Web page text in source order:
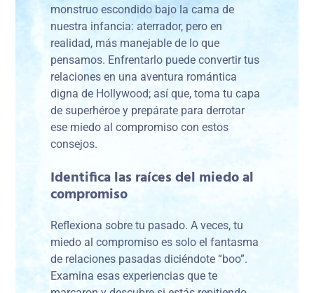
monstruo escondido bajo la cama de
nuestra infancia: aterrador, pero en
realidad, más manejable de lo que
pensamos. Enfrentarlo puede convertir tus
relaciones en una aventura romántica
digna de Hollywood; así que, toma tu capa
de superhéroe y prepárate para derrotar
ese miedo al compromiso con estos
consejos.
Identifica las raíces del miedo al
compromiso
Reflexiona sobre tu pasado. A veces, tu
miedo al compromiso es solo el fantasma
de relaciones pasadas diciéndote “boo”.
Examina esas experiencias que te